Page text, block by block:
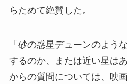
らためて絶賛した。
「砂の惑星デューンのよう
するのか、または近い星は
からの質問については、映